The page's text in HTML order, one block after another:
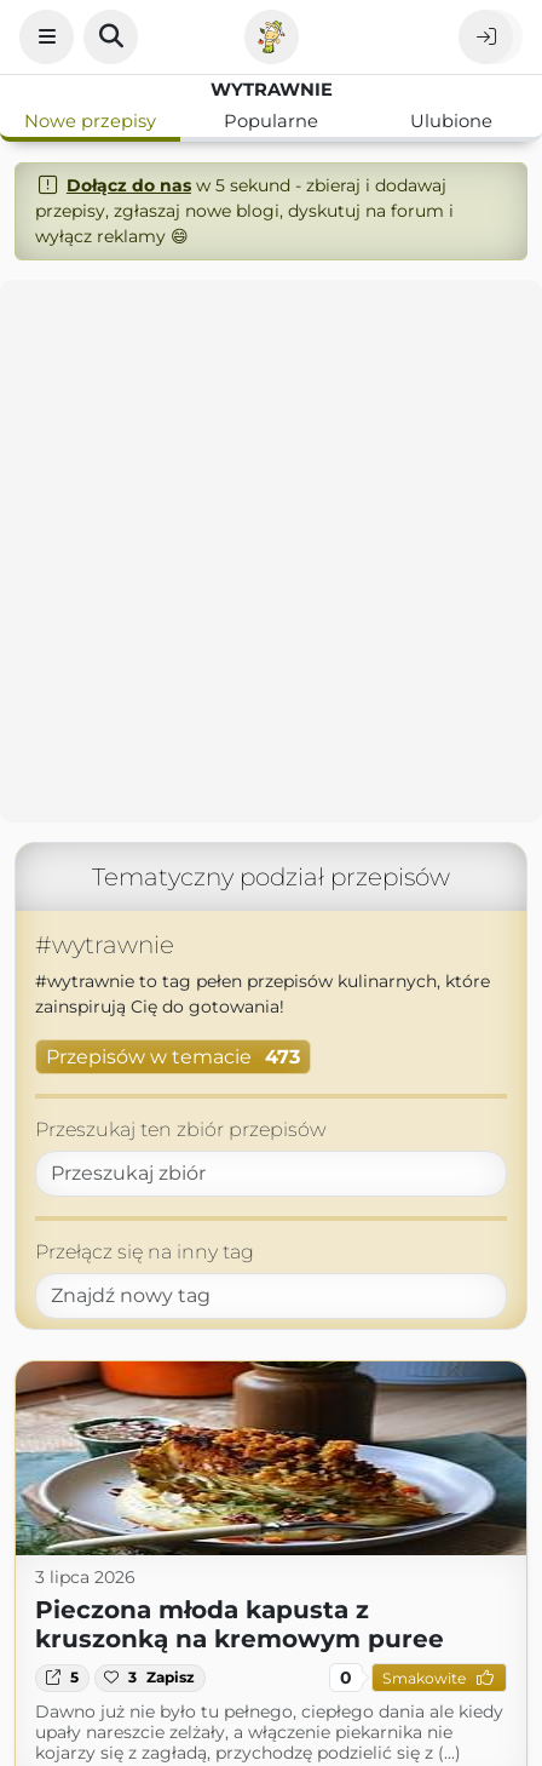
WYTRAWNIE
Nowe przepisy
Popularne Ulubione
Dołącz do nasw 5 sekund - zbieraj i dodawaj
przepisy, zgłaszaj nowe blogi, dyskutuj na forum i
wyłącz reklamy 😄
Tematyczny podział przepisów
#wytrawnie
#wytrawnie to tag pełen przepisów kulinarnych, które
zainspirują Cię do gotowania!
Przepisów w temacie 473
Przeszukaj ten zbiór przepisów
Przełącz się na inny tag
3 lipca 2026
Pieczona młoda kapusta z
kruszonką na kremowym puree
5 3 Zapisz 0 Smakowite
Dawno już nie było tu pełnego, ciepłego dania ale kiedy
upały nareszcie zelżały, a włączenie piekarnika nie
kojarzy się z zagładą, przychodzę podzielić się z (...)